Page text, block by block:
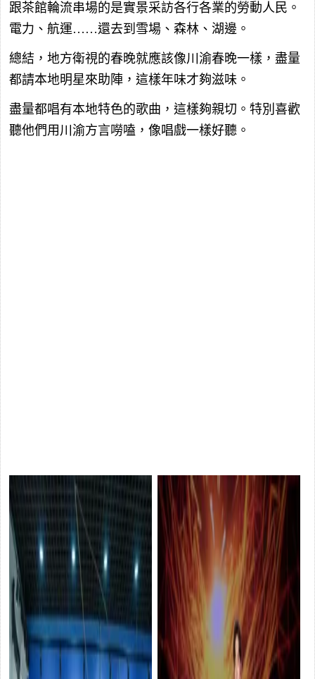
跟茶館輪流串場的是實景采訪各行各業的勞動人民。
電力、航運……還去到雪場、森林、湖邊。
總結，地方衛視的春晚就應該像川渝春晚一樣，盡量
都請本地明星來助陣，這樣年味才夠滋味。
盡量都唱有本地特色的歌曲，這樣夠親切。特別喜歡
聽他們用川渝方言嘮嗑，像唱戲一樣好聽。